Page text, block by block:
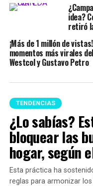
idea?
retiró
¡Más de 1 millón de
momentos más virales
Westcol y Gustavo Petro
TENDENCIAS
¿Lo sabías?
bloquear las
hogar, según
Esta práctica ha
reglas para armonizar los